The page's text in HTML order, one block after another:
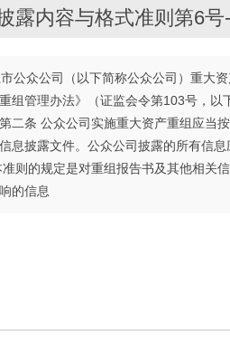
露内容与格式准则第6
公众公司（以下简称公众公司）重大
组管理办法》（证监会令第103号，
二条 公众公司实施重大资产重组应当
息披露文件。公众公司披露的所有信
规定是对重组报告书及其他相关信
的信息